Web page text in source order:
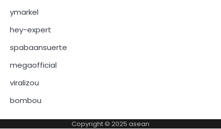
ymarkel
hey-expert
spabaansuerte
megaofficial
viralizou
bombou
Copyright © 2025 asean